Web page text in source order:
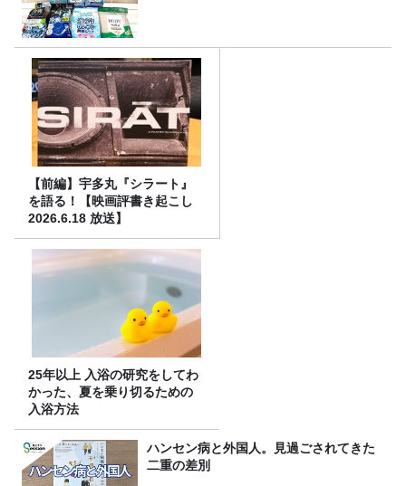
【前編】宇多丸『シラート』
を語る！【映画評書き起こし
2026.6.18 放送】
25年以上 入浴の研究をしてわ
かった、夏を乗り切るための
入浴方法
ハンセン病と外国人。見過ごされてきた
二重の差別